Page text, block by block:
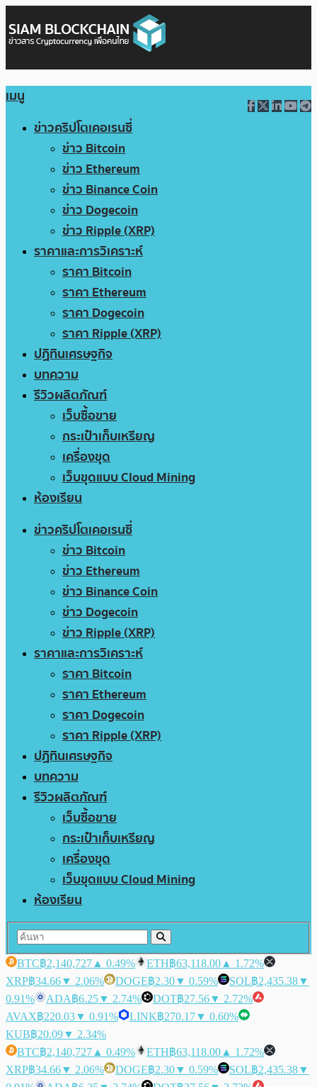
เมนู
ข่าวคริปโตเคอเรนซี่
ข่าว Bitcoin
ข่าว Ethereum
ข่าว Binance Coin
ข่าว Dogecoin
ข่าว Ripple (XRP)
ราคาและการวิเคราะห์
ราคา Bitcoin
ราคา Ethereum
ราคา Dogecoin
ราคา Ripple (XRP)
ปฏิทินเศรษฐกิจ
บทความ
รีวิวผลิตภัณฑ์
เว็บซื้อขาย
กระเป๋าเก็บเหรียญ
เครื่องขุด
เว็บขุดแบบ Cloud Mining
ห้องเรียน
ข่าวคริปโตเคอเรนซี่
ข่าว Bitcoin
ข่าว Ethereum
ข่าว Binance Coin
ข่าว Dogecoin
ข่าว Ripple (XRP)
ราคาและการวิเคราะห์
ราคา Bitcoin
ราคา Ethereum
ราคา Dogecoin
ราคา Ripple (XRP)
ปฏิทินเศรษฐกิจ
บทความ
รีวิวผลิตภัณฑ์
เว็บซื้อขาย
กระเป๋าเก็บเหรียญ
เครื่องขุด
เว็บขุดแบบ Cloud Mining
ห้องเรียน
BTC฿2,140,727 ▲ 0.49% ETH฿63,118.00 ▲ 1.72%
XRP฿34.66▼ 2.06% DOGE฿2.30▼ 0.59% SOL฿2,435.38▼
0.91%
ADA฿6.25▼ 2.74% DOT฿27.56▼ 2.72%
AVAX฿220.03▼ 0.91% LINK฿270.17▼ 0.60%
KUB฿20.09▼ 2.34%
BTC฿2,140,727 ▲ 0.49% ETH฿63,118.00 ▲ 1.72%
XRP฿34.66▼ 2.06% DOGE฿2.30▼ 0.59% SOL฿2,435.38▼